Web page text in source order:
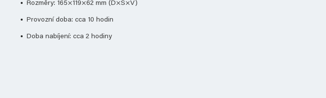
Rozměry: 165×119×62 mm (D×Š×V)
Provozní doba: cca 10 hodin
Doba nabíjení: cca 2 hodiny